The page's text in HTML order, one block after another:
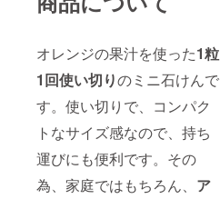
オレンジの果汁を使った1粒
1回使い切りのミニ石けんで
す。使い切りで、コンパク
トなサイズ感なので、持ち
運びにも便利です。その
為、家庭ではもちろん、 ア